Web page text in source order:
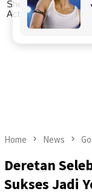
Home News
Deretan
Sukses Jadi